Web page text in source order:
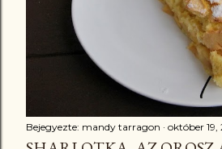
Bejegyezte: mandy tarragon október 19,